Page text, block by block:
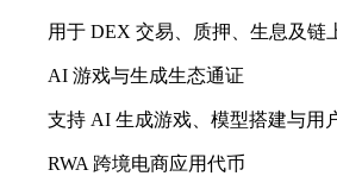
用于 DEX 交易、质押、生息及链
AI 游戏与生成生态通证
支持 AI 生成游戏、模型搭建与用
RWA 跨境电商应用代币